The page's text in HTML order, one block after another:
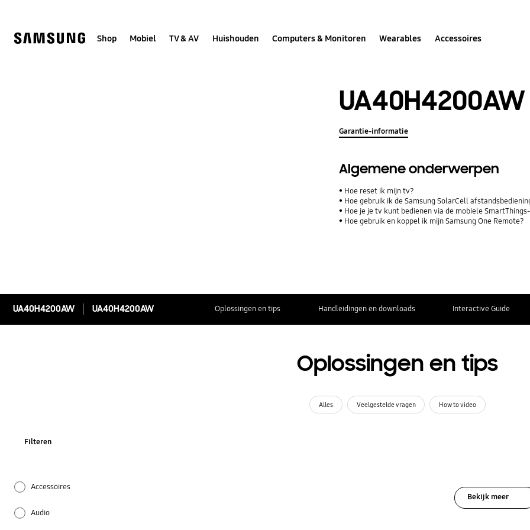
Shop Mobiel TV & AV Huishouden Computers & Monitoren Wearables Accessoires
UA40H4200AW
Garantie-informatie
Algemene onderwerpen
Hoe reset ik mijn tv?
Hoe gebruik ik de Samsung SolarCell
Hoe je je tv kunt bedienen via de mobiele
Hoe gebruik en koppel ik mijn Samsung One Remote?
UA40H4200AW UA40H4200AW Oplossingen en tips Handleidingen en downloads Interactive Guide
Oplossingen en tips
Alles Veelgestelde vragen How to video
Filteren
Accessoires
Audio
Bekijk meer